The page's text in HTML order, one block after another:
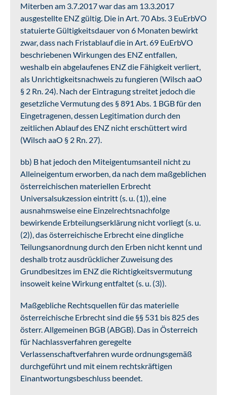
Miterben am 3.7.2017 war das am 13.3.2017
ausgestellte ENZ gültig. Die in Art. 70 Abs. 3 EuErbVO
statuierte Gültigkeitsdauer von 6 Monaten bewirkt
zwar, dass nach Fristablauf die in Art. 69 EuErbVO
beschriebenen Wirkungen des ENZ entfallen,
weshalb ein abgelaufenes ENZ die Fähigkeit verliert,
als Unrichtigkeitsnachweis zu fungieren (Wilsch aaO
§ 2 Rn. 24). Nach der Eintragung streitet jedoch die
gesetzliche Vermutung des § 891 Abs. 1 BGB für den
Eingetragenen, dessen Legitimation durch den
zeitlichen Ablauf des ENZ nicht erschüttert wird
(Wilsch aaO § 2 Rn. 27).
bb) B hat jedoch den Miteigentumsanteil nicht zu
Alleineigentum erworben, da nach dem maßgeblichen
österreichischen materiellen Erbrecht
Universalsukzession eintritt (s. u. (1)), eine
ausnahmsweise eine Einzelrechtsnachfolge
bewirkende Erbteilungserklärung nicht vorliegt (s. u.
(2)), das österreichische Erbrecht eine dingliche
Teilungsanordnung durch den Erben nicht kennt und
deshalb trotz ausdrücklicher Zuweisung des
Grundbesitzes im ENZ die Richtigkeitsvermutung
insoweit keine Wirkung entfaltet (s. u. (3)).
Maßgebliche Rechtsquellen für das materielle
österreichische Erbrecht sind die §§ 531 bis 825 des
österr. Allgemeinen BGB (ABGB). Das in Österreich
für Nachlassverfahren geregelte
Verlassenschaftverfahren wurde ordnungsgemäß
durchgeführt und mit einem rechtskräftigen
Einantwortungsbeschluss beendet.